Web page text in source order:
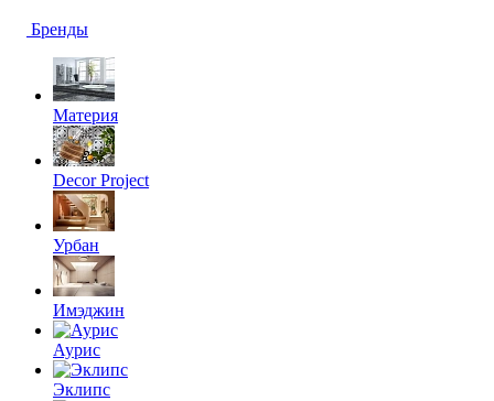
Бренды
Материя
Decor Project
Урбан
Имэджин
Аурис
Эклипс